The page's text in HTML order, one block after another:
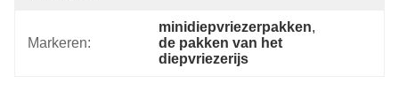
Markeren:
minidiepvriezerpakken,
de pakken van het
diepvriezerijs